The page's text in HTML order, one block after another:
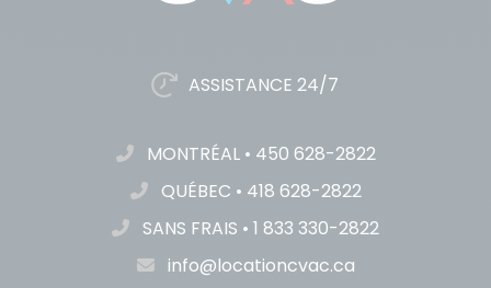
ASSISTANCE 24/7
MONTRÉAL • 450 628-2822
QUÉBEC • 418 628-2822
SANS FRAIS • 1 833 330-2822
info@locationcvac.ca